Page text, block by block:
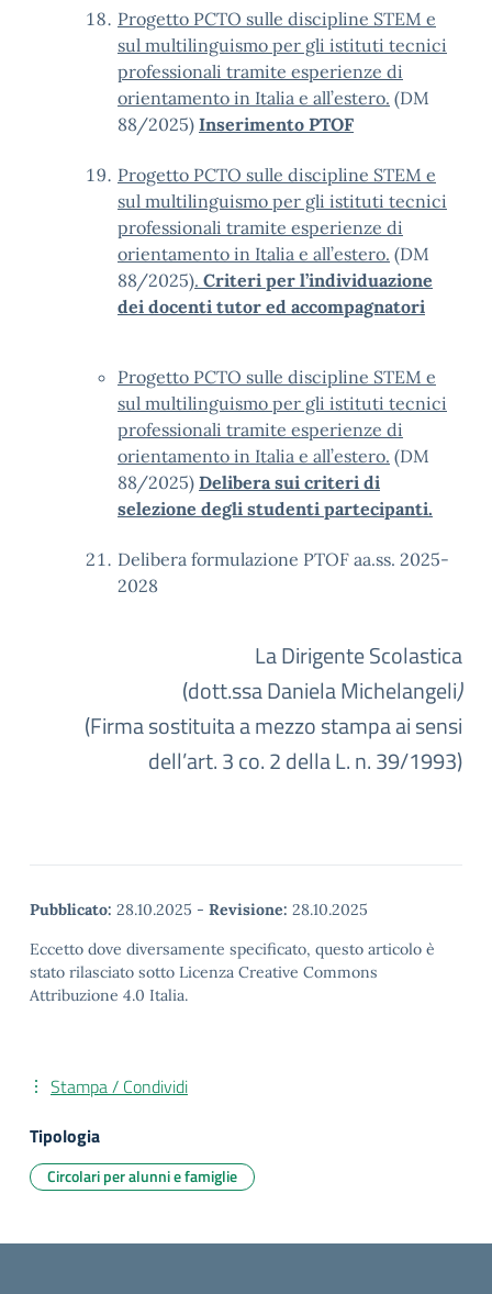
Progetto PCTO sulle discipline STEM e
sul multilinguismo per gli istituti tecnici
professionali tramite esperienze di
orientamento in Italia e all’estero. (DM
88/2025) Inserimento PTOF
Progetto PCTO sulle discipline STEM e
sul multilinguismo per gli istituti tecnici
professionali tramite esperienze di
orientamento in Italia e all’estero. (DM
88/2025). Criteri per l’individuazione
dei docenti tutor ed accompagnatori
Progetto PCTO sulle discipline STEM e
sul multilinguismo per gli istituti tecnici
professionali tramite esperienze di
orientamento in Italia e all’estero. (DM
88/2025) Delibera sui criteri di
selezione degli studenti partecipanti.
Delibera formulazione PTOF aa.ss. 2025-
2028
La Dirigente Scolastica
(dott.ssa Daniela Michelangeli)
(Firma sostituita a mezzo stampa ai sensi
dell’art. 3 co. 2 della L. n. 39/1993)
Pubblicato: 28.10.2025 - Revisione: 28.10.2025
Eccetto dove diversamente specificato, questo articolo è
stato rilasciato sotto Licenza Creative Commons
Attribuzione 4.0 Italia.
Stampa / Condividi
Tipologia
Circolari per alunni e famiglie